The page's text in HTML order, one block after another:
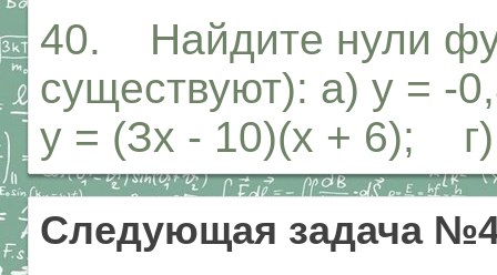
40. Найдите нули
существуют): а) у = -
у = (Зх - 10)(х + 6);
Следующая задача